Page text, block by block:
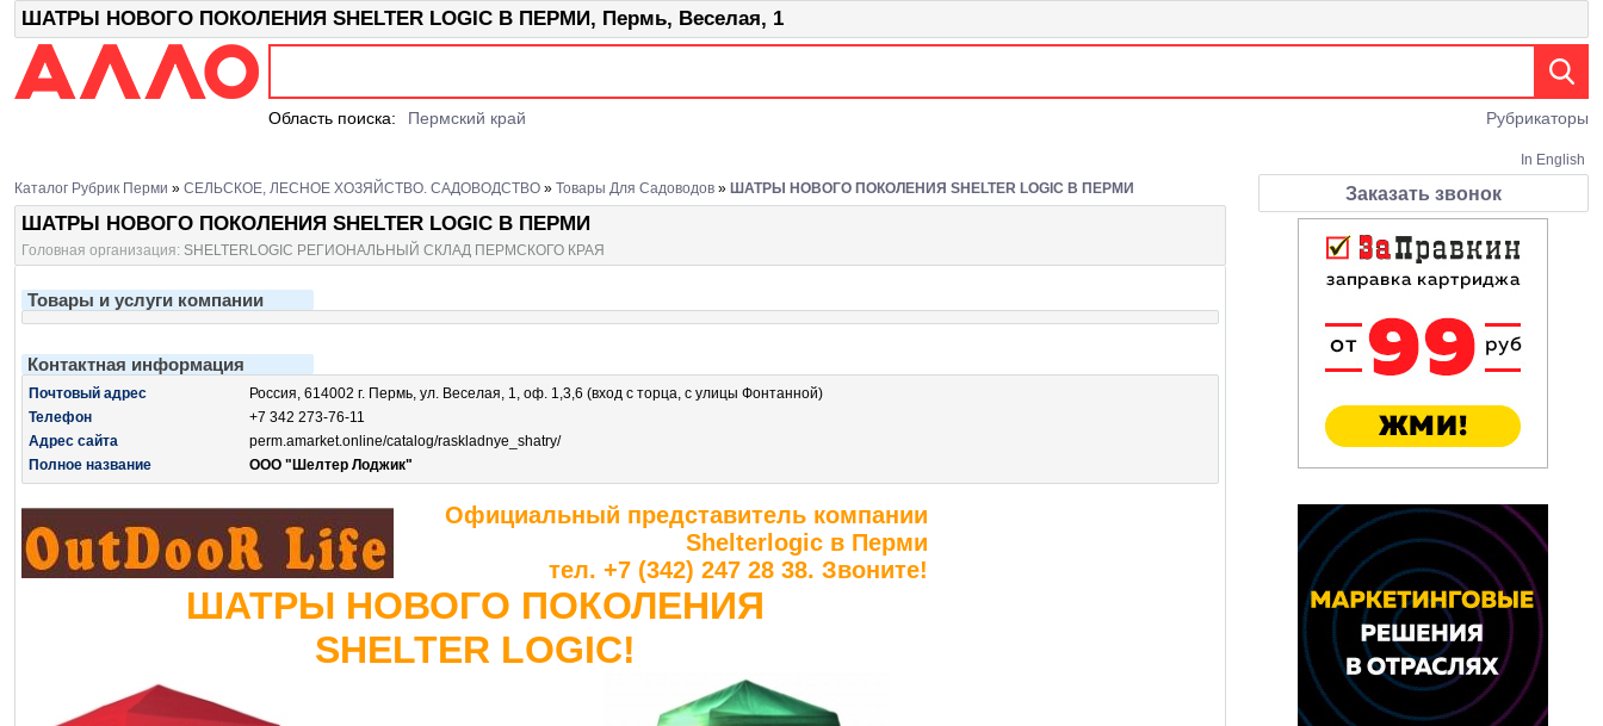
ШАТРЫ НОВОГО ПОКОЛЕНИЯ SHELTER LOGIC В ПЕРМИ, Пермь, Веселая, 1
Рубрикаторы
Область поиска: Пермский край
In English
Каталог Рубрик Перми » СЕЛЬСКОЕ, ЛЕСНОЕ ХОЗЯЙСТВО. САДОВОДСТВО » Товары Для Садоводов » ШАТРЫ НОВОГО ПОКОЛЕНИЯ SHELTER LOGIC В ПЕРМИ
ШАТРЫ НОВОГО ПОКОЛЕНИЯ SHELTER LOGIC В ПЕРМИ
Головная организация: SHELTERLOGIC РЕГИОНАЛЬНЫЙ СКЛАД ПЕРМСКОГО КРАЯ
Товары и услуги компании
Контактная информация
Почтовый адрес
Россия, 614002 г. Пермь, ул. Веселая, 1, оф. 1,3,6 (вход с торца, с улицы Фонтанной)
Телефон
+7 342 273-76-11
Адрес сайта
perm.amarket.online/catalog/raskladnye_shatry/
Полное название
ООО "Шелтер Лоджик"
Официальный представитель компании
Shelterlogic в Перми
тел. +7 (342) 247 28 38. Звоните!
ШАТРЫ НОВОГО ПОКОЛЕНИЯ
SHELTER LOGIC!
Заказать звонок